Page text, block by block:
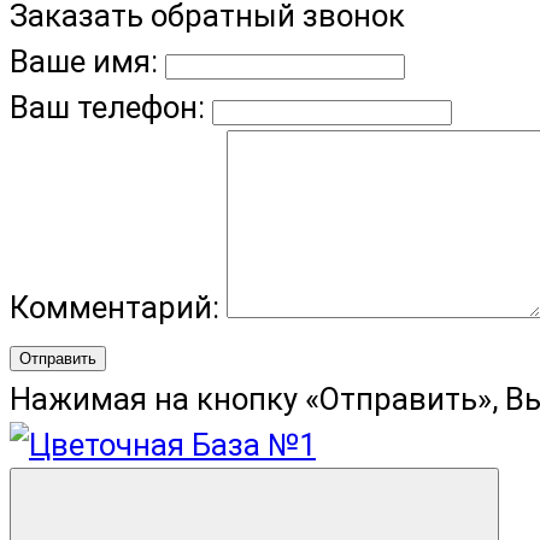
Заказать обратный звонок
Ваше имя:
Ваш телефон:
Комментарий:
Отправить
Нажимая на кнопку «Отправить»,